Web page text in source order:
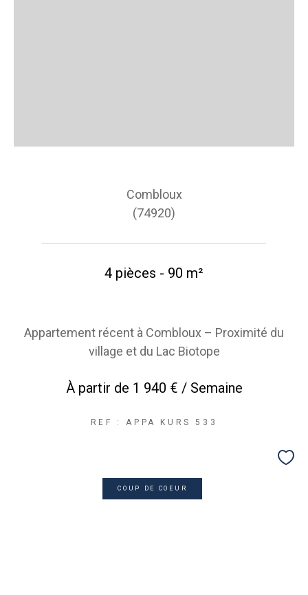
Combloux
(74920)
4 pièces - 90 m²
Appartement récent à Combloux – Proximité du
village et du Lac Biotope
À partir de 1 940 € / Semaine
REF : APPA KURS 533
COUP DE COEUR